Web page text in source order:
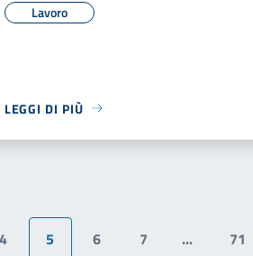
Lavoro
LEGGI DI PIÙ
4 5 6 7 ... 71